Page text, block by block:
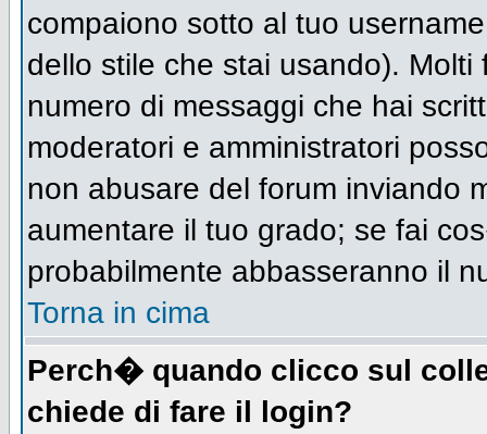
compaiono sotto al tuo
dello stile che stai usando).
numero di messaggi che hai
moderatori e amministratori
non abusare del forum inviando
aumentare il tuo grado; se fai
probabilmente abbasseranno il
Torna in cima
Perch� quando clicco sul
chiede di fare il login?